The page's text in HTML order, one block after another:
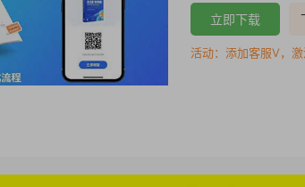
立即下载
活动：添加客服V，